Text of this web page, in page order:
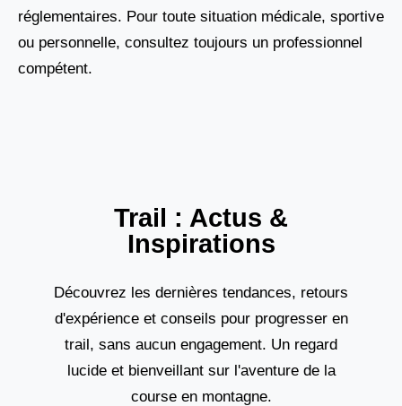
réglementaires. Pour toute situation médicale, sportive
ou personnelle, consultez toujours un professionnel
compétent.
Trail : Actus &
Inspirations
Découvrez les dernières tendances, retours
d'expérience et conseils pour progresser en
trail, sans aucun engagement. Un regard
lucide et bienveillant sur l'aventure de la
course en montagne.